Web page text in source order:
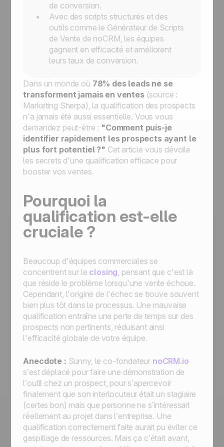
de conversion.
Avec des scripts structurés et des
outils comme le Générateur de Scripts
de Vente de noCRM, les équipes
gagnent en efficacité et améliorent
leurs taux de conversion.
Dans un monde où 78% des leads ne se
transforment jamais en ventes(source :
Marketing Sherpa), la qualification des prospects
n'a jamais été aussi essentielle. Vous vous
demandez peut-être : "Comment puis-je
identifier rapidement les prospects ayant le
plus fort potentiel ?" Cet article vous dévoile
les secrets d'une qualification efficace pour
booster vos ventes.
Pourquoi la
qualification est-elle
cruciale ?
Beaucoup d'équipes commerciales se
concentrent sur le closing, pensant que c'est là
que réside le problème lorsqu'une vente échoue.
Cependant, l'origine de l'échec se trouve souvent
bien plus tôt dans le processus. Une mauvaise
qualification entraîne une perte de temps sur des
prospects non pertinents, réduisant ainsi
l'efficacité globale de votre équipe.
Anecdote : Sunny, le co-fondateur noCRM.io
s’est déplacé pour faire une démonstration de
l’outil chez un prospect, pour s’apercevoir
finalement que son interlocuteur était un stagiaire
(certes bon) mais que personne ne s’intéressait
réellement au projet dans l’entreprise. Une
qualification correctement faite aurait pu éviter ce
gaspillage de ressources. Mais ça c’était avant,